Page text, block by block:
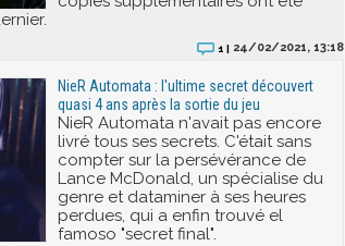
1 | 24/02/2021, 13:18
NieR Automata : l'ultime secret découvert
quasi 4 ans après la sortie du jeu
NieR Automata n'avait pas encore
livré tous ses secrets. C'était sans
compter sur la persévérance de
Lance McDonald, un spécialise du
genre et dataminer à ses heures
perdues, qui a enfin trouvé el
famoso "secret final".